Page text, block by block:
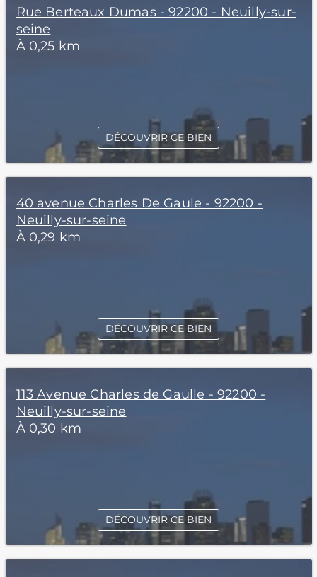
Rue Berteaux Dumas - 92200 - Neuilly-sur-
seine
À 0,25 km
DÉCOUVRIR CE BIEN
40 avenue Charles De Gaule - 92200 -
Neuilly-sur-seine
À 0,29 km
DÉCOUVRIR CE BIEN
113 Avenue Charles de Gaulle - 92200 -
Neuilly-sur-seine
À 0,30 km
DÉCOUVRIR CE BIEN